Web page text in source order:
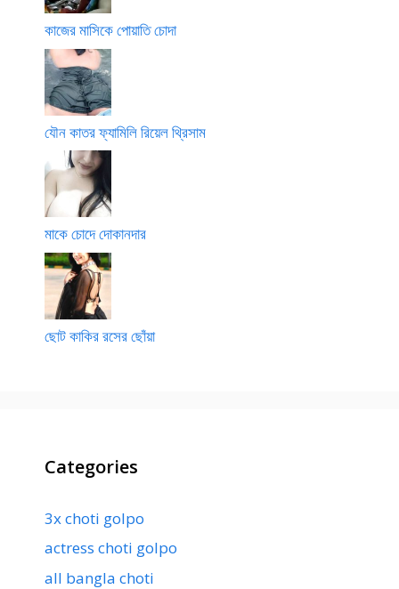
কাজের মাসিকে পোয়াতি চোদা
যৌন কাতর ফ্যামিলি রিয়েল থ্রিসাম
মাকে চোদে দোকানদার
ছোট কাকির রসের ছোঁয়া
Categories
3x choti golpo
actress choti golpo
all bangla choti